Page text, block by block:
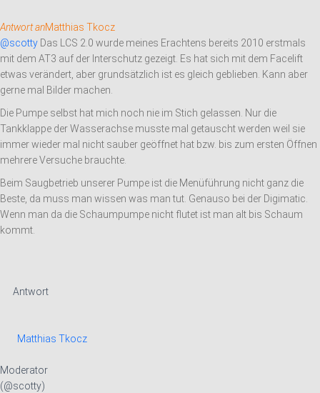
Antwort anMatthias Tkocz
@scotty Das LCS 2.0 wurde meines Erachtens bereits 2010 erstmals
mit dem AT3 auf der Interschutz gezeigt. Es hat sich mit dem Facelift
etwas verändert, aber grundsätzlich ist es gleich geblieben. Kann aber
gerne mal Bilder machen.
Die Pumpe selbst hat mich noch nie im Stich gelassen. Nur die
Tankklappe der Wasserachse musste mal getauscht werden weil sie
immer wieder mal nicht sauber geöffnet hat bzw. bis zum ersten Öffnen
mehrere Versuche brauchte.
Beim Saugbetrieb unserer Pumpe ist die Menüführung nicht ganz die
Beste, da muss man wissen was man tut. Genauso bei der Digimatic.
Wenn man da die Schaumpumpe nicht flutet ist man alt bis Schaum
kommt.
Antwort
Matthias Tkocz
Moderator
(@scotty)